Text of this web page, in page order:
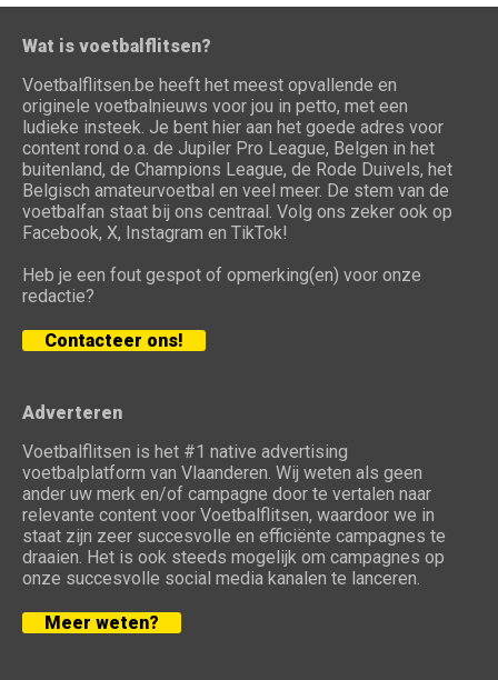
Wat is voetbalflitsen?
Voetbalflitsen.be heeft het meest opvallende en
originele voetbalnieuws voor jou in petto, met een
ludieke insteek. Je bent hier aan het goede adres voor
content rond o.a. de Jupiler Pro League, Belgen in het
buitenland, de Champions League, de Rode Duivels, het
Belgisch amateurvoetbal en veel meer. De stem van de
voetbalfan staat bij ons centraal. Volg ons zeker ook op
Facebook, X, Instagram en TikTok!
Heb je een fout gespot of opmerking(en) voor onze
redactie?
Contacteer ons!
Adverteren
Voetbalflitsen is het #1 native advertising
voetbalplatform van Vlaanderen. Wij weten als geen
ander uw merk en/of campagne door te vertalen naar
relevante content voor Voetbalflitsen, waardoor we in
staat zijn zeer succesvolle en efficiënte campagnes te
draaien. Het is ook steeds mogelijk om campagnes op
onze succesvolle social media kanalen te lanceren.
Meer weten?